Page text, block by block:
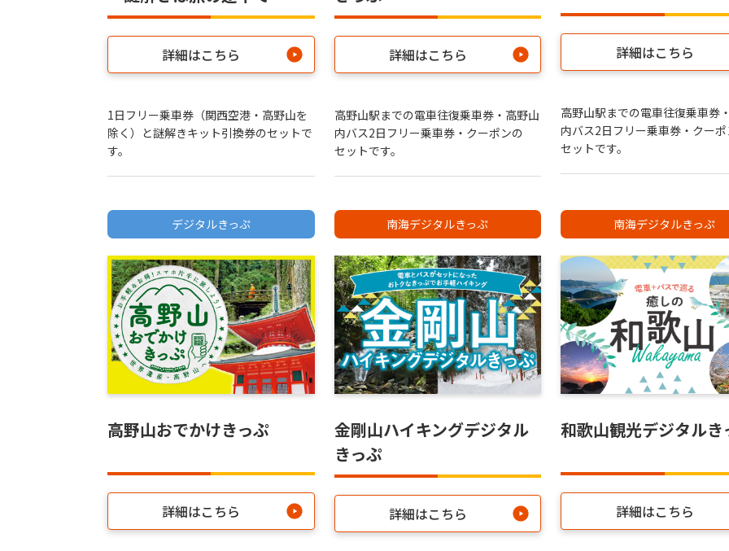
詳細はこちら
1日フリー乗車券（関西空港・高野山を
除く）と謎解きキット引換券のセットで
す。
詳細はこちら
高野山駅までの電車往復乗車券・高野山
内バス2日フリー乗車券・クーポンの
セットです。
詳細はこちら
高野山駅までの電車往復乗車券
内バス2日フリー乗車券・クー
セットです。
デジタルきっぷ
高野山おでかけきっぷ
詳細はこちら
南海デジタルきっぷ
金剛山ハイキングデジタル
きっぷ
詳細はこちら
南海デジタルきっぷ
和歌山観光デジタルき
詳細はこちら